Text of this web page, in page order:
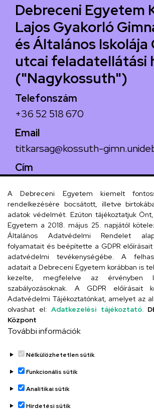
Debreceni Egyetem
Lajos Gyakorló
és Általános Iskolája
utcai feladatellátási
("Nagykossuth")
Telefonszám
+36 52 518 670
Email
titkarsag@kossuth-
Cím
Szervezeti
UD telefonkönyv
Titkárság
Adatvédelem
Adatvédelem
A Debreceni Egyetem kiemelt
rendelkezésére bocsátott, illetve
adatok védelmét. Ezúton tájékoztatjuk
Egyetem a 2018. május 25. napjától
Általános Adatvédelmi Rendelet
folyamatait és beépítette a GDPR
adatvédelmi tevékenységébe. A
adatait a Debreceni Egyetem korábban is
kezelte, megfelelve az érvényben
szabályozásoknak. A GDPR előírásait
Adatvédelmi Tájékoztatónkat, amelyet az
olvashat el: Adatkezelési tájékoztató.
Központ
További információk
Nélkülözhetetlen sütik
Funkcionális sütik
Analitikai sütik
Hirdetési sütik